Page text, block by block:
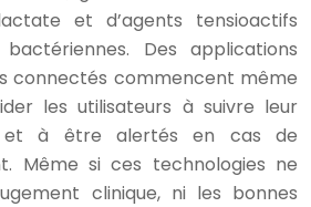
et d’agents tensioactifs
Des applications
connectés commencent même
les utilisateurs à suivre leur
et à être alertés en cas de
Même si ces technologies ne
clinique, ni les bonnes